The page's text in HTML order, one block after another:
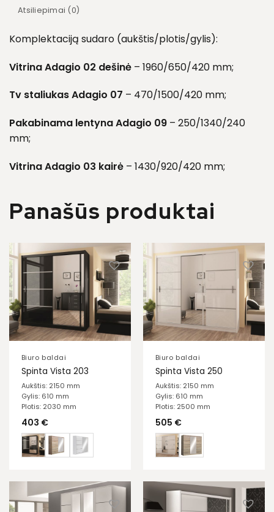
Atsiliepimai (0)
Komplektaciją sudaro (aukštis/plotis/gylis):
Vitrina Adagio 02 dešinė – 1960/650/420 mm;
Tv staliukas Adagio 07 – 470/1500/420 mm;
Pakabinama lentyna Adagio 09 – 250/1340/240
mm;
Vitrina Adagio 03 kairė – 1430/920/420 mm;
Panašūs produktai
Biuro baldai
Spinta Vista 203
Aukštis: 2150 mm
Gylis: 610 mm
Plotis: 2030 mm
403 €
Biuro baldai
Spinta Vista 250
Aukštis: 2150 mm
Gylis: 610 mm
Plotis: 2500 mm
505 €